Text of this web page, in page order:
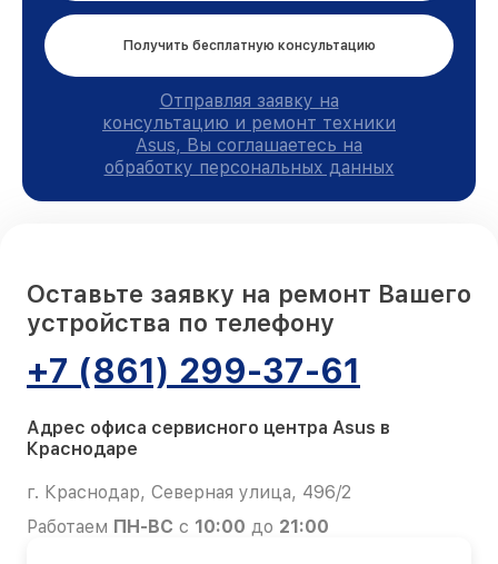
Получить бесплатную консультацию
Отправляя заявку на
консультацию и ремонт техники
Asus, Вы соглашаетесь на
обработку персональных данных
Оставьте заявку на ремонт Вашего
устройства по телефону
+7 (861) 299-37-61
Адрес офиса сервисного центра Asus в
Краснодаре
г. Краснодар, Северная улица, 496/2
Работаем ПН-ВС с 10:00 до 21:00